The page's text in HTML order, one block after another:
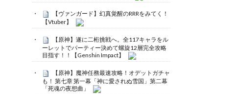
【ヴァンガード】幻真覚醒のRRRをみてく！
【Vtuber】
【原神】遂に二桁挑戦へ。全117キャラをル
ーレットでパーティー決めて螺旋12層完全攻略
目指す！！【Genshin Impact】
【原神】魔神任務最速攻略！オデットガチャ
も！ 第七章 第一幕「神に愛されぬ雪国」第二幕
「死魂の夜想曲」